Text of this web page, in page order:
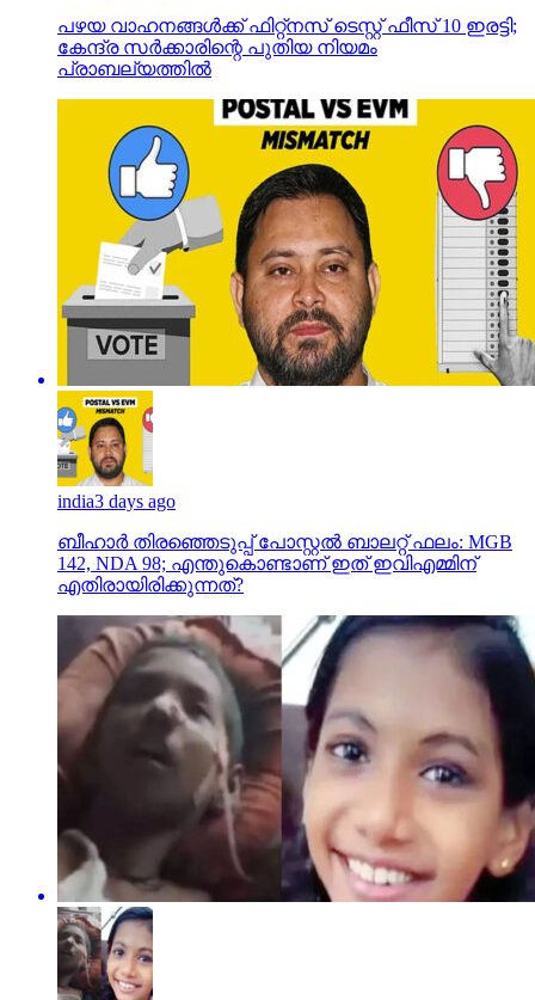
പഴയ വാഹനങ്ങള്‍ക്ക് ഫിറ്റ്‌നസ് ടെസ്റ്റ് ഫീസ് 10 ഇരട്ടി;
കേന്ദ്ര സര്‍ക്കാരിന്റെ പുതിയ നിയമം
പ്രാബല്യത്തില്‍
india3 days ago
ബീഹാർ തിരഞ്ഞെടുപ്പ് പോസ്റ്റൽ ബാലറ്റ് ഫലം: MGB
142, NDA 98; എന്തുകൊണ്ടാണ് ഇത് ഇവിഎമ്മിന്
എതിരായിരിക്കുന്നത്?